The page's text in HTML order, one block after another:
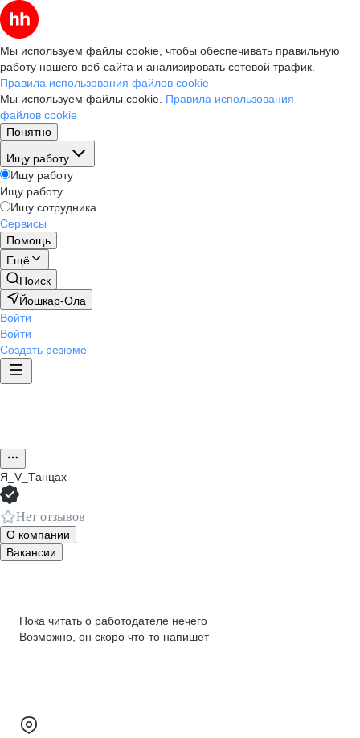
Мы используем файлы cookie, чтобы обеспечивать правильную
работу нашего веб-сайта и анализировать сетевой трафик.
Правила использования файлов cookie
Мы используем файлы cookie. Правила использования
файлов cookie
Понятно
Ищу работу
Ищу работу
Ищу работу
Ищу сотрудника
Сервисы
Помощь
Ещё
Поиск
Йошкар-Ола
Войти
Войти
Создать резюме
Я_V_Tанцах
Нет отзывов
О компании
Вакансии
Пока читать о работодателе нечего
Возможно, он скоро что‑то напишет